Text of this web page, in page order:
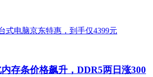
存条价格飙升，DDR5两日涨300